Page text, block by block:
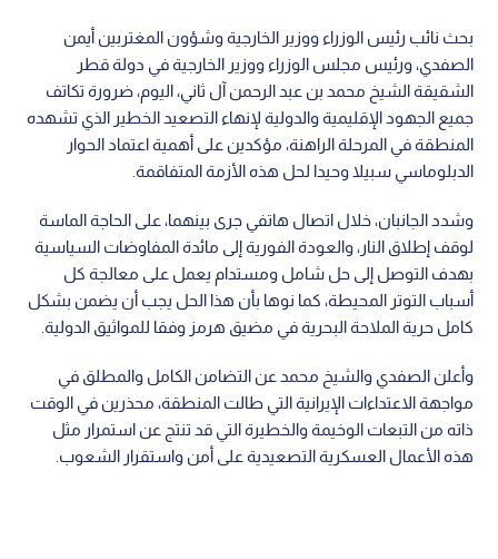
بحث نائب رئيس الوزراء ووزير الخارجية وشؤون المغتربين أيمن
الصفدي، ورئيس مجلس الوزراء ووزير الخارجية في دولة قطر
الشقيقة الشيخ محمد بن عبد الرحمن آل ثاني، اليوم، ضرورة تكاتف
جميع الجهود الإقليمية والدولية لإنهاء التصعيد الخطير الذي تشهده
المنطقة في المرحلة الراهنة، مؤكدين على أهمية اعتماد الحوار
الدبلوماسي سبيلا وحيدا لحل هذه الأزمة المتفاقمة.
وشدد الجانبان، خلال اتصال هاتفي جرى بينهما، على الحاجة الماسة
لوقف إطلاق النار، والعودة الفورية إلى مائدة المفاوضات السياسية
بهدف التوصل إلى حل شامل ومستدام يعمل على معالجة كل
أسباب التوتر المحيطة، كما نوها بأن هذا الحل يجب أن يضمن بشكل
كامل حرية الملاحة البحرية في مضيق هرمز وفقا للمواثيق الدولية.
وأعلن الصفدي والشيخ محمد عن التضامن الكامل والمطلق في
مواجهة الاعتداءات الإيرانية التي طالت المنطقة، محذرين في الوقت
ذاته من التبعات الوخيمة والخطيرة التي قد تنتج عن استمرار مثل
هذه الأعمال العسكرية التصعيدية على أمن واستقرار الشعوب.